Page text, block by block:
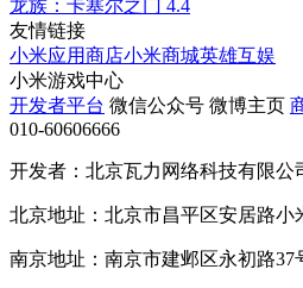
龙族：卡塞尔之门 4.4
友情链接
小米应用商店小米商城英雄互娱
小米游戏中心
开发者平台 微信公众号 微博主页
010-60606666
开发者：北京瓦力网络科技有限公
北京地址：北京市昌平区安居路小
南京地址：南京市建邺区永初路37